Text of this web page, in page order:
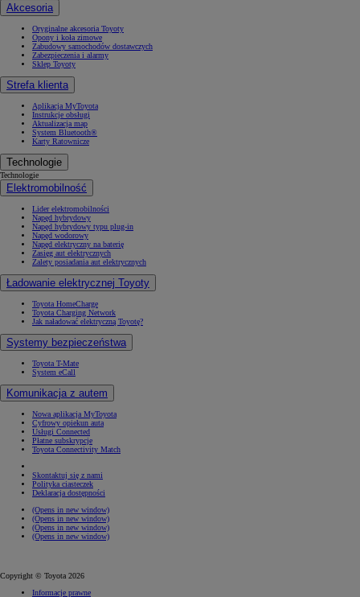
Akcesoria
Oryginalne akcesoria Toyoty
Opony i koła zimowe
Zabudowy samochodów dostawczych
Zabezpieczenia i alarmy
Sklep Toyoty
Strefa klienta
Aplikacja MyToyota
Instrukcje obsługi
Aktualizacja map
System Bluetooth®
Karty Ratownicze
Technologie
Technologie
Elektromobilność
Lider elektromobilności
Napęd hybrydowy
Napęd hybrydowy typu plug-in
Napęd wodorowy
Napęd elektryczny na baterię
Zasięg aut elektrycznych
Zalety posiadania aut elektrycznych
Ładowanie elektrycznej Toyoty
Toyota HomeCharge
Toyota Charging Network
Jak naładować elektryczną Toyotę?
Systemy bezpieczeństwa
Toyota T-Mate
System eCall
Komunikacja z autem
Nowa aplikacja MyToyota
Cyfrowy opiekun auta
Usługi Connected
Płatne subskrypcje
Toyota Connectivity Match
Skontaktuj się z nami
Polityka ciasteczek
Deklaracja dostępności
(Opens in new window)
(Opens in new window)
(Opens in new window)
(Opens in new window)
Copyright © Toyota 2026
Informacje prawne